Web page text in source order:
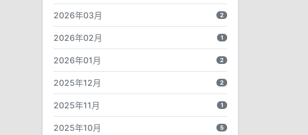
2026年03月 2
2026年02月 1
2026年01月 2
2025年12月 2
2025年11月 1
2025年10月 5